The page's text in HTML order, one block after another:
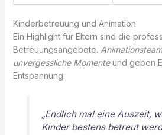
Kinderbetreuung und Animation
Ein Highlight für Eltern sind die
Betreuungsangebote.
unvergessliche Momenteund geben
Entspannung:
„Endlich mal eine Auszeit,
Kinder bestens betreut